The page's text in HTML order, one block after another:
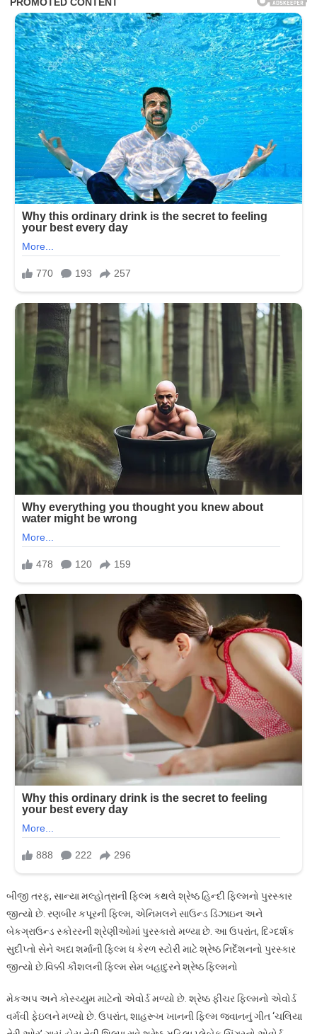
બીજી તરફ, સાન્યા મલ્હોત્રાની ફિલ્મ કથલે શ્રેષ્ઠ હિન્દી ફિલ્મનો પુરસ્કાર
જીત્યો છે. રણબીર કપૂરની ફિલ્મ, એનિમલને સાઉન્ડ ડિઝાઇન અને
બેકગ્રાઉન્ડ સ્કોરરની શ્રેણીઓમાં પુરસ્કારો મળ્યા છે. આ ઉપરાંત, દિગ્દર્શક
સુદીપ્તો સેને અદા શર્માની ફિલ્મ ધ કેરળ સ્ટોરી માટે શ્રેષ્ઠ નિર્દેશનનો પુરસ્કાર
જીત્યો છે.વિક્કી કૌશલની ફિલ્મ સેમ બહાદુરને શ્રેષ્ઠ ફિલ્મનો
મેકઅપ અને કોસ્ચ્યુમ માટેનો એવોર્ડ મળ્યો છે. શ્રેષ્ઠ ફીચર ફિલ્મનો એવોર્ડ
વર્મવી ફેઇલને મળ્યો છે. ઉપરાંત, શાહરૂખ ખાનની ફિલ્મ જવાનનું ગીત ‘ચલિયા